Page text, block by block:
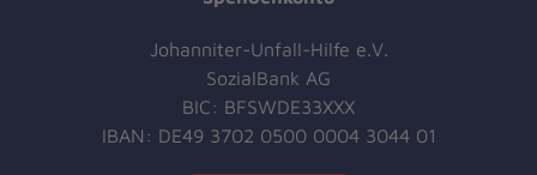
Johanniter-Unfall-Hilfe e.V.
SozialBank AG
BIC: BFSWDE33XXX
IBAN: DE49 3702 0500 0004 3044 01